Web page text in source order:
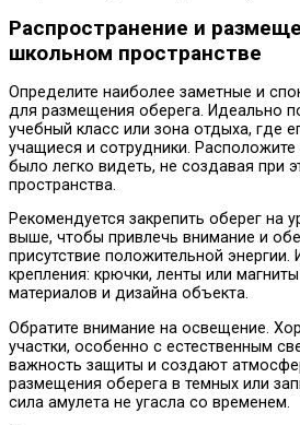
Распространение и
школьном пространстве
Определите наиболее заметные и
для размещения оберега. Идеально
учебный класс или зона отдыха, где
учащиеся и сотрудники. Расположите
было легко видеть, не создавая при
пространства.
Рекомендуется закрепить оберег на
выше, чтобы привлечь внимание и
присутствие положительной энергии.
крепления: крючки, ленты или
материалов и дизайна объекта.
Обратите внимание на освещение.
участки, особенно с естественным
важность защиты и создают
размещения оберега в темных или
сила амулета не угасла со временем.